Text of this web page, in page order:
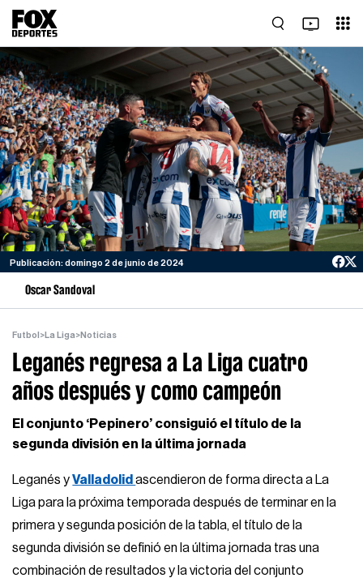
Publicación: domingo 2 de junio de 2024
Oscar Sandoval
Futbol >La Liga>Noticias
Leganés regresa a La Liga cuatro
años después y como campeón
El conjunto ‘Pepinero’ consiguió el título de la
segunda división en la última jornada
Leganés yValladolidascendieron de forma directa a La
Liga para la próxima temporada después de terminar en la
primera y segunda posición de la tabla, el título de la
segunda división se definió en la última jornada tras una
combinación de resultados y la victoria del conjunto